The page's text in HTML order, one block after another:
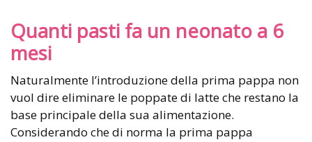
Quanti pasti fa un neonato a 6
mesi
Naturalmente l’introduzione della prima pappa non
vuol dire eliminare le poppate di latte che restano la
base principale della sua alimentazione.
Considerando che di norma la prima pappa